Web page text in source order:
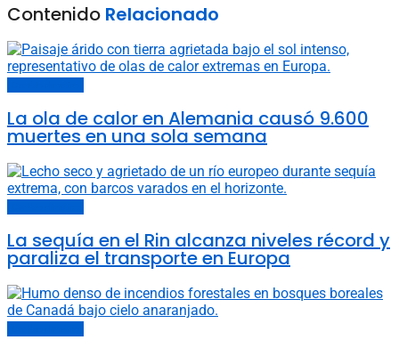
Contenido Relacionado
La ola de calor en Alemania causó 9.600
muertes en una sola semana
La sequía en el Rin alcanza niveles récord y
paraliza el transporte en Europa